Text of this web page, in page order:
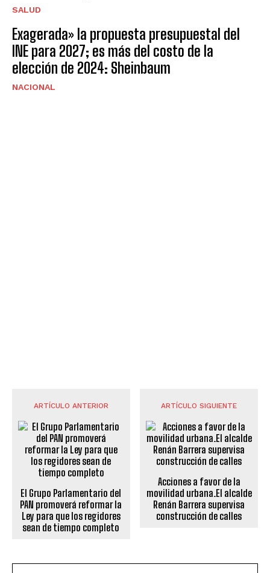
SALUD
Exagerada» la propuesta presupuestal del
INE para 2027; es más del costo de la
elección de 2024: Sheinbaum
NACIONAL
ARTÍCULO ANTERIOR
El Grupo Parlamentario del
PAN promoverá reformar la
Ley para que los regidores
sean de tiempo completo
ARTÍCULO SIGUIENTE
Acciones a favor de la
movilidad urbana.El alcalde
Renán Barrera supervisa
construcción de calles